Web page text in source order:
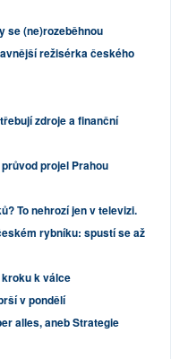
se (ne)rozeběhnou
režisérka českého
zdroje a finanční
projel Prahou
To nehrozí jen v televizi.
rybníku: spustí se až
k válce
v pondělí
alles, aneb Strategie